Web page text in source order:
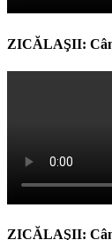
ZICĂLAŞII:
ZICĂLAŞII: